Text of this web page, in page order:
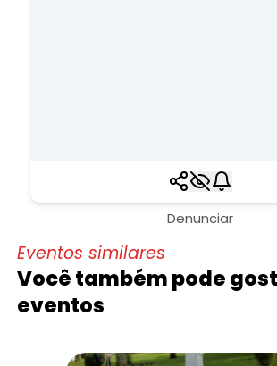
Denunciar
Eventos similares
Você também pode
eventos